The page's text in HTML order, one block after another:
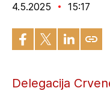
4.5.2025 15:17
Delegacija